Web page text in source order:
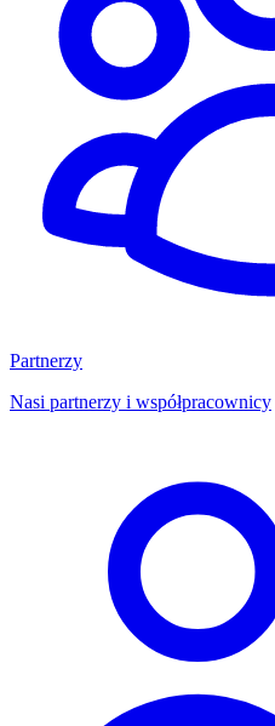
Partnerzy
Nasi partnerzy i współpracownicy